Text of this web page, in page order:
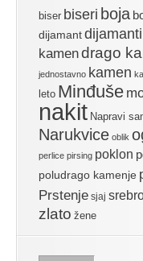
biser biseri boja
dijamantdijamanti
kamendrago
jednostavno kamen
leto Minđuše
nakit Napravi
Narukvice oblik
perlice pirsing poklon
poludrago kamenje
Prstenje sjaj
zlato žene